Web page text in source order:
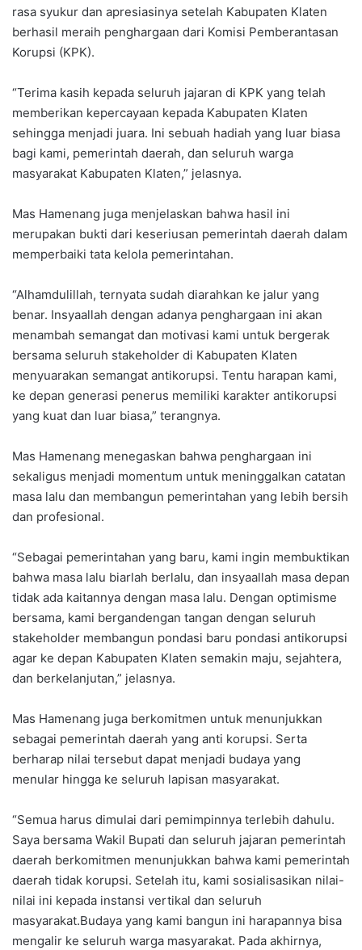
rasa syukur dan apresiasinya setelah Kabupaten Klaten
berhasil meraih penghargaan dari Komisi Pemberantasan
Korupsi (KPK).
“Terima kasih kepada seluruh jajaran di KPK yang telah
memberikan kepercayaan kepada Kabupaten Klaten
sehingga menjadi juara. Ini sebuah hadiah yang luar biasa
bagi kami, pemerintah daerah, dan seluruh warga
masyarakat Kabupaten Klaten,” jelasnya.
Mas Hamenang juga menjelaskan bahwa hasil ini
merupakan bukti dari keseriusan pemerintah daerah dalam
memperbaiki tata kelola pemerintahan.
“Alhamdulillah, ternyata sudah diarahkan ke jalur yang
benar. Insyaallah dengan adanya penghargaan ini akan
menambah semangat dan motivasi kami untuk bergerak
bersama seluruh stakeholder di Kabupaten Klaten
menyuarakan semangat antikorupsi. Tentu harapan kami,
ke depan generasi penerus memiliki karakter antikorupsi
yang kuat dan luar biasa,” terangnya.
Mas Hamenang menegaskan bahwa penghargaan ini
sekaligus menjadi momentum untuk meninggalkan catatan
masa lalu dan membangun pemerintahan yang lebih bersih
dan profesional.
“Sebagai pemerintahan yang baru, kami ingin membuktikan
bahwa masa lalu biarlah berlalu, dan insyaallah masa depan
tidak ada kaitannya dengan masa lalu. Dengan optimisme
bersama, kami bergandengan tangan dengan seluruh
stakeholder membangun pondasi baru pondasi antikorupsi
agar ke depan Kabupaten Klaten semakin maju, sejahtera,
dan berkelanjutan,” jelasnya.
Mas Hamenang juga berkomitmen untuk menunjukkan
sebagai pemerintah daerah yang anti korupsi. Serta
berharap nilai tersebut dapat menjadi budaya yang
menular hingga ke seluruh lapisan masyarakat.
“Semua harus dimulai dari pemimpinnya terlebih dahulu.
Saya bersama Wakil Bupati dan seluruh jajaran pemerintah
daerah berkomitmen menunjukkan bahwa kami pemerintah
daerah tidak korupsi. Setelah itu, kami sosialisasikan nilai-
nilai ini kepada instansi vertikal dan seluruh
masyarakat.Budaya yang kami bangun ini harapannya bisa
mengalir ke seluruh warga masyarakat. Pada akhirnya,